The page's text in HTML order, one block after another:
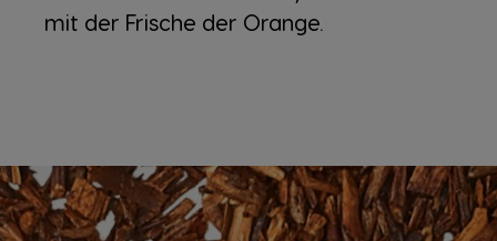
mit der Frische der Orange.